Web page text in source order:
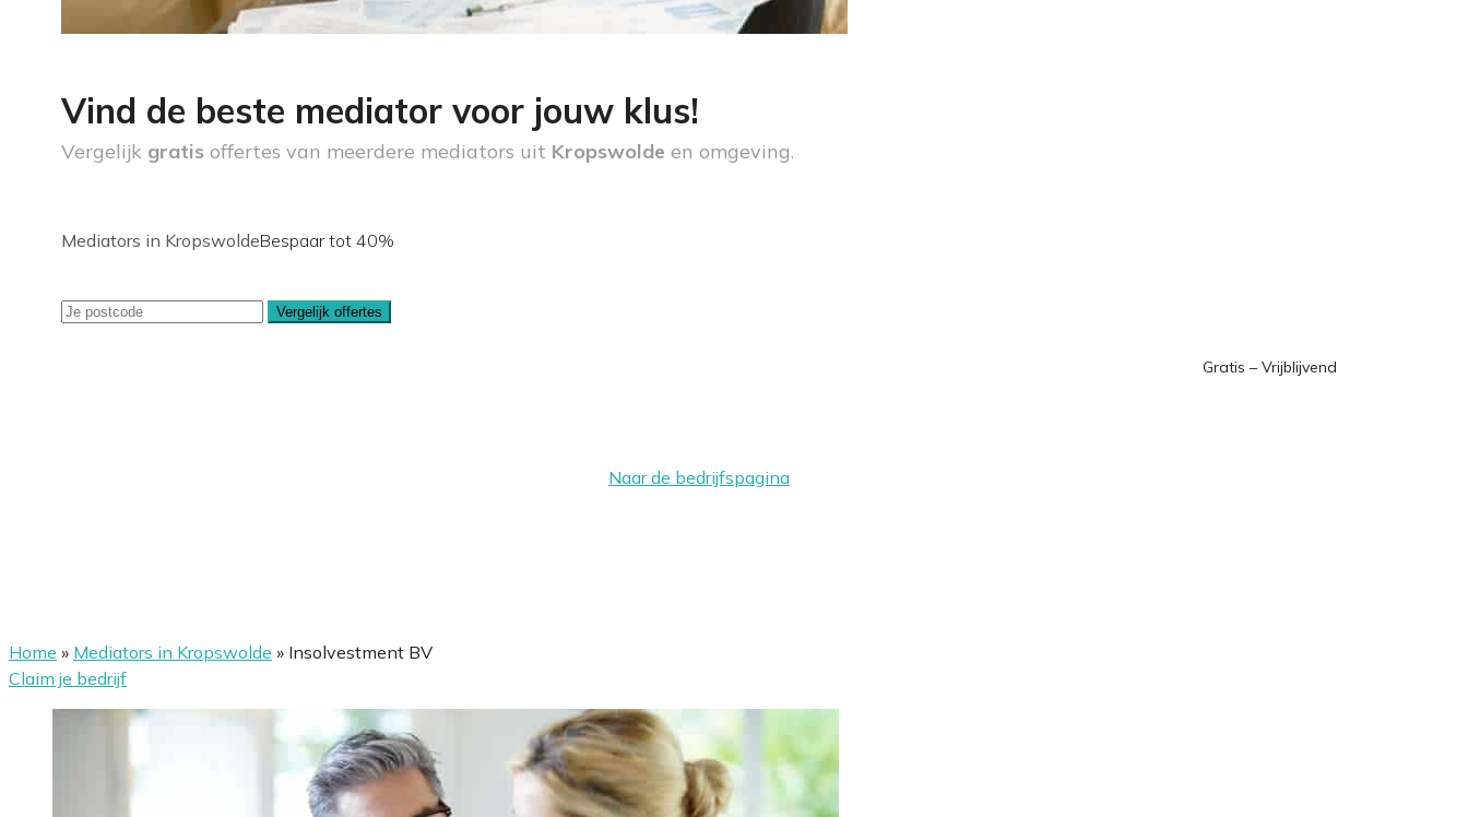
Vind de beste mediator voor jouw klus!
Vergelijk gratis offertes van meerdere mediators uit Kropswolde en omgeving.
Mediators in KropswoldeBespaar tot 40%
Vergelijk offertes
Gratis – Vrijblijvend
Naar de bedrijfspagina
Home » Mediators in Kropswolde » Insolvestment BV
Claim je bedrijf